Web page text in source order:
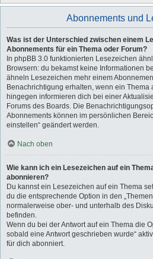
Abonnements und
Was ist der Unterschied zwischen einem
Abonnements für ein Thema oder Forum?
In phpBB 3.0 funktionierten Lesezeichen
Browsern: du bekamst keine Informationen
ähneln Lesezeichen mehr einem
Benachrichtigung erhalten, wenn ein Thema
hingegen informieren dich bei einer
Forums des Boards. Die
Abonnements können im persönlichen
einstellen“ geändert werden.
Nach oben
Wie kann ich ein Lesezeichen auf ein
abonnieren?
Du kannst ein Lesezeichen auf ein Thema
du die entsprechende Option in den
normalerweise ober- und unterhalb des
befinden.
Wenn du bei der Antwort auf ein Thema die
sobald eine Antwort geschrieben wurde“
für dich abonniert.